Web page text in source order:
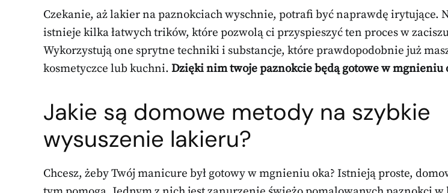
Czekanie, aż lakier na paznokciach wyschnie, potrafi być naprawdę irytujące.
istnieje kilka łatwych trików, które pozwolą ci przyspieszyć ten proces w
Wykorzystują one sprytne techniki i substancje, które prawdopodobnie już
kosmetyczce lub kuchni. Dzięki nim twoje paznokcie będą gotowe w mgnieniu
Jakie są domowe metody na szybkie
wysuszenie lakieru?
Chcesz, żeby Twój manicure był gotowy w mgnieniu oka? Istnieją proste,